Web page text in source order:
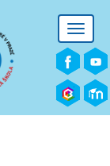
Toggle